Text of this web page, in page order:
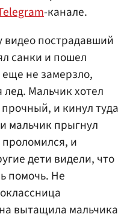
-канале.
видео пострадавший
санки и пошел
еще не замерзло,
лед. Мальчик хотел
и кинул туда
мальчик прыгнул
и
дети видели, что
помочь. Не
вытащила мальчика